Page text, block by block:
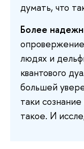
думать, что
Более
людях и
квантового
большей
таки
такое. И